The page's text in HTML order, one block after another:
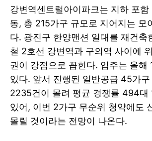
강변역센트럴아이파크는 지하 포함
동, 총 215가구 규모로 지어지는 모
다. 광진구 한양맨션 일대를 재건축
철 2호선 강변역과 구의역 사이에
권이 강점으로 꼽힌다. 입주는 올해
있다. 앞서 진행된 일반공급 45가
2235건이 몰려 평균 경쟁률 494대
있어, 이번 2가구 무순위 청약에도
몰릴 것이라는 전망이 나온다.